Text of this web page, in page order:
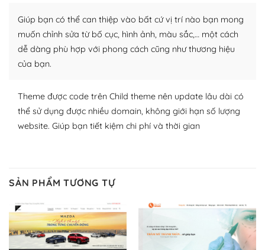
Nhờ lượng người dùng đông đảo, thư viện themes và
plugin của WordPress rất phong phú. Bạn có thể thỏa
thích chọn lựa plugin và themes phù hợp cho mục đích
lập website của mình.
– Dễ sử dụng
Và bạn có toàn quyền tự do khi quyết định nơi lưu trữ
trang web WordPress của bạn.
Dễ dàng lựa chọn Hosting cho website WordPress
Giúp bạn có thể can thiệp vào bất cứ vị trí nào bạn mong
muốn chỉnh sửa từ bố cục, hình ảnh, màu sắc,… một cách
dễ dàng phù hợp với phong cách cũng như thương hiệu
của bạn.
Theme được code trên Child theme nên update lâu dài có
thể sử dụng được nhiều domain, không giới hạn số lượng
website. Giúp bạn tiết kiệm chi phí và thời gian
SẢN PHẨM TƯƠNG TỰ